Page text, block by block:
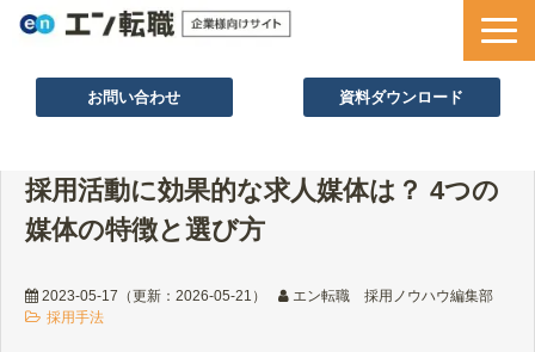
お問い合わせ 資料ダウンロード
採用ノウハウ
採用事例
セミナー情報
採用活動に効果的な求人媒体は？ 4つの
媒体の特徴と選び方
2023-05-17 （更新： 2026-05-21 ）
エン転職 採用ノウハウ編集部
採用手法